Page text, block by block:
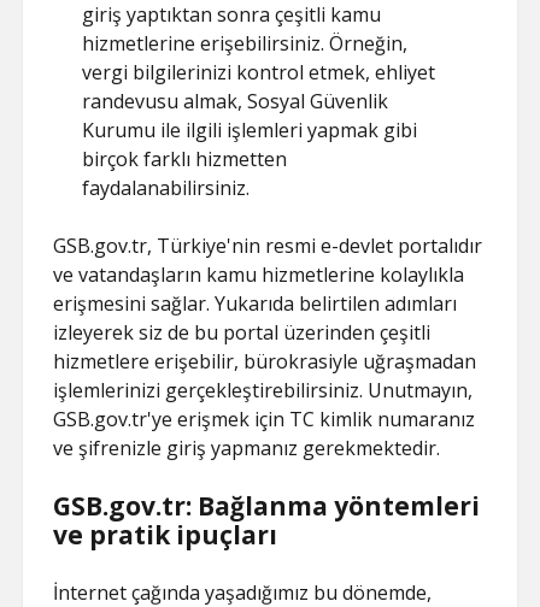
giriş yaptıktan sonra çeşitli kamu
hizmetlerine erişebilirsiniz. Örneğin,
vergi bilgilerinizi kontrol etmek, ehliyet
randevusu almak, Sosyal Güvenlik
Kurumu ile ilgili işlemleri yapmak gibi
birçok farklı hizmetten
faydalanabilirsiniz.
GSB.gov.tr, Türkiye'nin resmi e-devlet portalıdır
ve vatandaşların kamu hizmetlerine kolaylıkla
erişmesini sağlar. Yukarıda belirtilen adımları
izleyerek siz de bu portal üzerinden çeşitli
hizmetlere erişebilir, bürokrasiyle uğraşmadan
işlemlerinizi gerçekleştirebilirsiniz. Unutmayın,
GSB.gov.tr'ye erişmek için TC kimlik numaranız
ve şifrenizle giriş yapmanız gerekmektedir.
GSB.gov.tr: Bağlanma yöntemleri
ve pratik ipuçları
İnternet çağında yaşadığımız bu dönemde,